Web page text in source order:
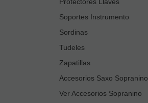
Soportes Instrumento
Sordinas
Tudeles
Zapatillas
Accesorios Saxo Sopranino
Ver Accesorios Sopranino